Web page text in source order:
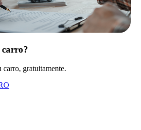
carro?
carro, gratuitamente.